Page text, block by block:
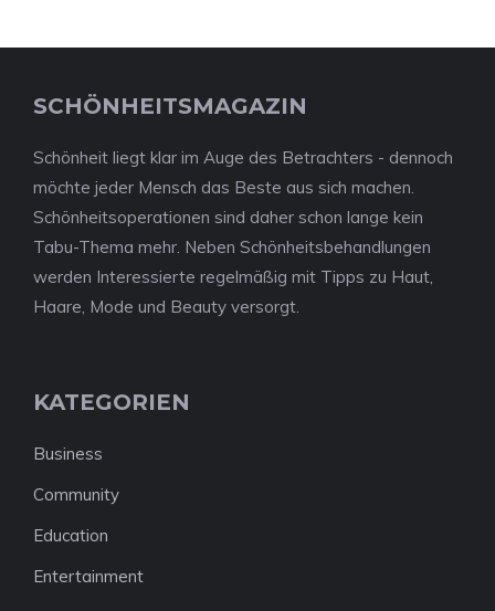
SCHÖNHEITSMAGAZIN
Schönheit liegt klar im Auge des Betrachters - dennoch
möchte jeder Mensch das Beste aus sich machen.
Schönheitsoperationen sind daher schon lange kein
Tabu-Thema mehr. Neben Schönheitsbehandlungen
werden Interessierte regelmäßig mit Tipps zu Haut,
Haare, Mode und Beauty versorgt.
KATEGORIEN
Business
Community
Education
Entertainment